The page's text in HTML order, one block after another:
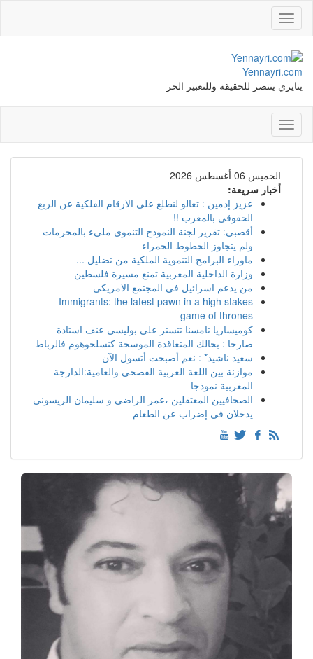
Toggle
navigation
Yennayri.com
ينايري ينتصر للحقيقة وللتعبير الحر
Toggle
navigation
الخميس 06 أغسطس 2026
أخبار سريعة:
عزيز إدمين : تعالو لنطلع على الارقام الفلكية عن الربع
الحقوقي بالمغرب !!
أقصبي: تقرير لجنة النمودج التنموي مليء بالمحرمات
ولم يتجاوز الخطوط الحمراء
ماوراء البرامج التنموية الملكية من تضليل ...
وزارة الداخلية المغربية تمنع مسيرة فلسطين
من يدعم اسرائيل في المجتمع الامريكي
Immigrants: the latest pawn in a high stakes
game of thrones
كوميساريا تامسنا تتستر على بوليسي عنف استادة
صارخا : بحالك المتعاقدة الموسخة كنسلخوهوم فالرباط
سعيد ناشيد* : نعم أصبحت أتسول الآن
موازنة بين اللغة العربية الفصحى والعامية:الدارجة
المغربية نموذجا
الصحافيين المعتقلين ،عمر الراضي و سليمان الريسوني
يدخلان في إضراب عن الطعام